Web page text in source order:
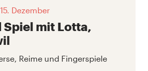
Dezember
Spiel mit Lotta,
Reime und Fingerspiele